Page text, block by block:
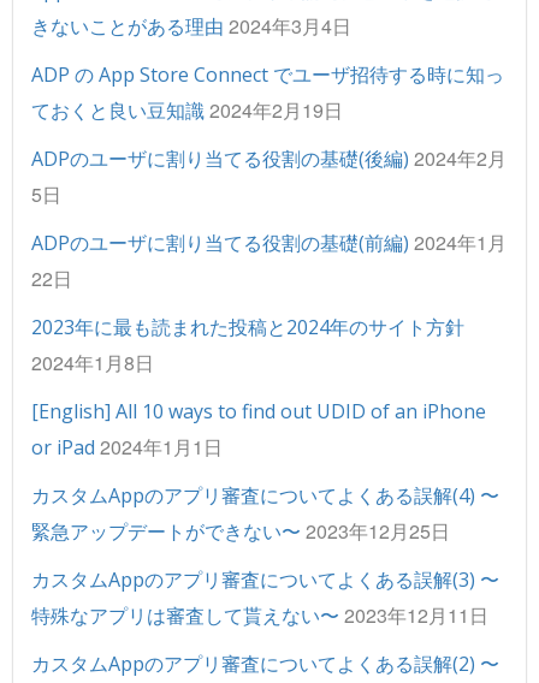
きないことがある理由 2024年3月4日
ADP の App Store Connect でユーザ招待する時に知っ
ておくと良い豆知識2024年2月19日
ADPのユーザに割り当てる役割の基礎(後編) 2024年2月
5日
ADPのユーザに割り当てる役割の基礎(前編) 2024年1月
22日
2023年に最も読まれた投稿と2024年のサイト方針
2024年1月8日
[English] All 10 ways to find out UDID of an iPhone
or iPad 2024年1月1日
カスタムAppのアプリ審査についてよくある誤解(4) 〜
緊急アップデートができない〜 2023年12月25日
カスタムAppのアプリ審査についてよくある誤解(3) 〜
特殊なアプリは審査して貰えない〜 2023年12月11日
カスタムAppのアプリ審査についてよくある誤解(2) 〜